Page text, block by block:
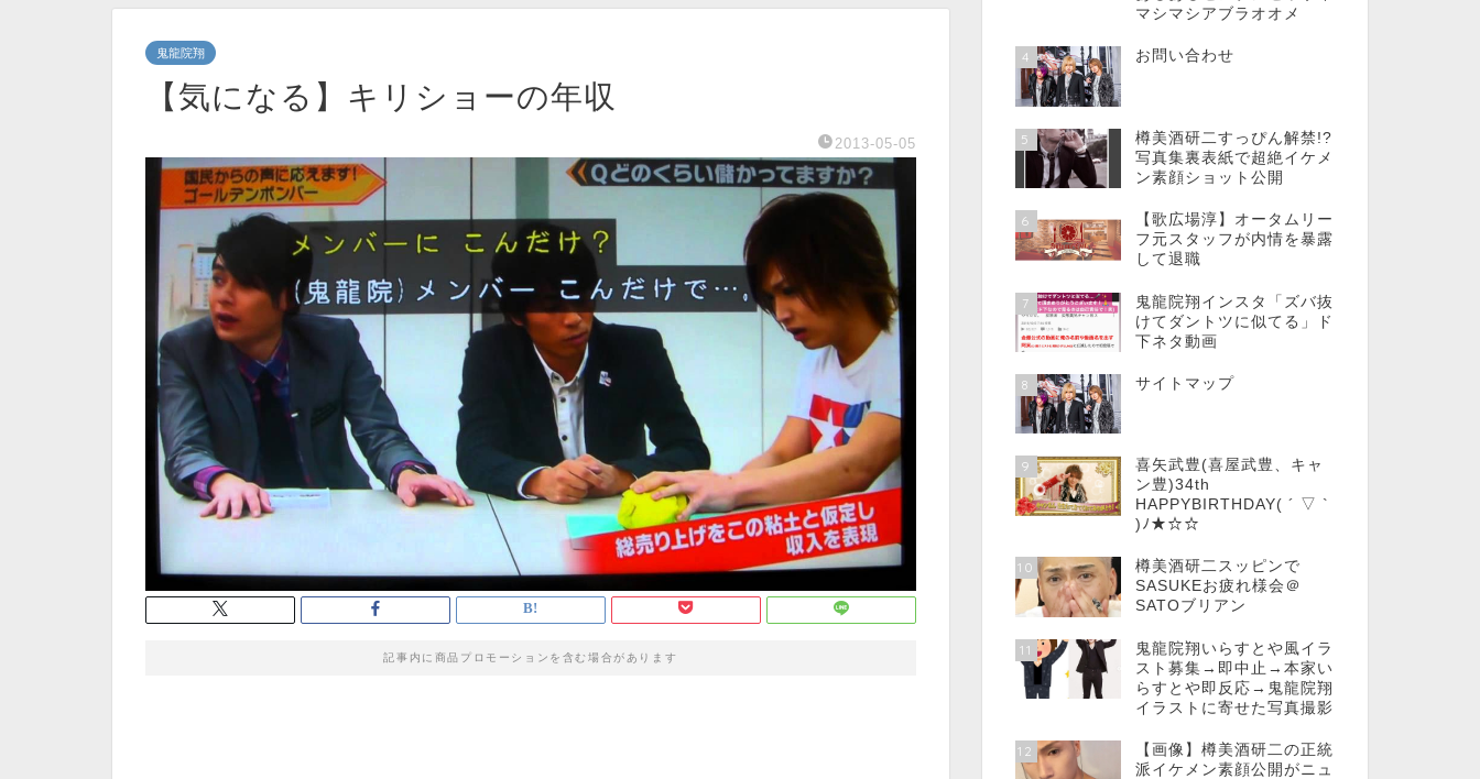
鬼龍院翔
【気になる】キリショーの年収
2013-05-05
記事内に商品プロモーションを含む場合があります
マシマシアブラオオメ
4 お問い合わせ
5
樽美酒研二すっぴん解禁!?
写真集裏表紙で超絶イケメ
ン素顔ショット公開
6
【歌広場淳】オータムリー
フ元スタッフが内情を暴露
して退職
7
鬼龍院翔インスタ「ズバ抜
けてダントツに似てる」ド
下ネタ動画
8 サイトマップ
9
喜矢武豊(喜屋武豊、キャ
ン豊)34th
HAPPYBIRTHDAY( ´ ▽ `
)ﾉ★☆☆
10
樽美酒研二スッピンで
SASUKEお疲れ様会＠
SATOブリアン
11
鬼龍院翔いらすとや風イラ
スト募集→即中止→本家い
らすとや即反応→鬼龍院翔
イラストに寄せた写真撮影
12
【画像】樽美酒研二の正統
派イケメン素顔公開がニュ